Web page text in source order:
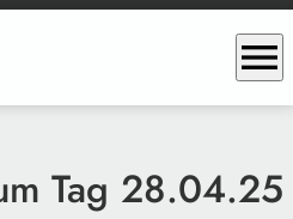
menu
Tag 28.04.25